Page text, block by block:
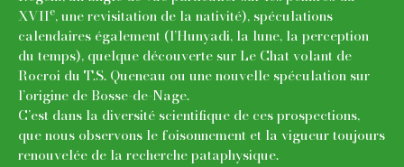
XVIIe, une revisitation de la nativité), spéculations
calendaires également (l’Hunyadi, la lune, la perception
du temps), quelque découverte sur Le Chat volant de
Rocroi du T.S. Queneau ou une nouvelle spéculation sur
l’origine de Bosse-de-Nage.
C’est dans la diversité scientifique de ces prospections,
que nous observons le foisonnement et la vigueur toujours
renouvelée de la recherche pataphysique.